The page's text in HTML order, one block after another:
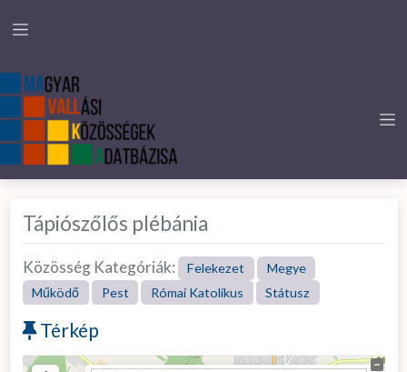
Tápiószőlős plébánia
Közösség Kategóriák: Felekezet
Megye
Működő
Pest Római Katolikus Státusz
Térkép